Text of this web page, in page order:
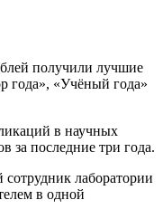
получили лучшие
года», «Учёный года»
в научных
за последние три года.
лаборатории
в одной